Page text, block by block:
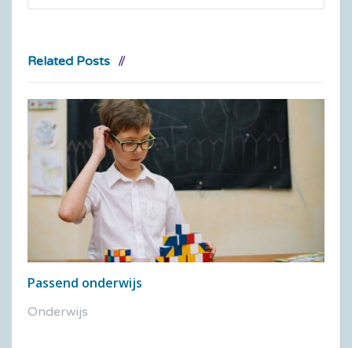
Related Posts
Passend onderwijs
Onderwijs